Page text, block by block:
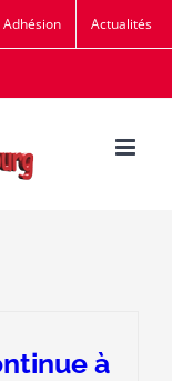
Adhésion Actualités
à